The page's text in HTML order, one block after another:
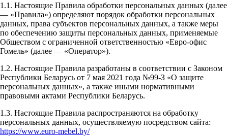
1.1. Настоящие Правила обработки персональных данных (далее
— «Правила») определяют порядок обработки персональных
данных, права субъектов персональных данных, а также меры
по обеспечению защиты персональных данных, применяемые
Обществом с ограниченной ответственностью «Евро-офис
Гомель» (далее — «Оператор»).
1.2. Настоящие Правила разработаны в соответствии с Законом
Республики Беларусь от 7 мая 2021 года №99-З «О защите
персональных данных», а также иными нормативными
правовыми актами Республики Беларусь.
1.3. Настоящие Правила распространяются на обработку
персональных данных, осуществляемую посредством сайта:
https://www.euro-mebel.by/